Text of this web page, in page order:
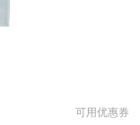
可用优惠券